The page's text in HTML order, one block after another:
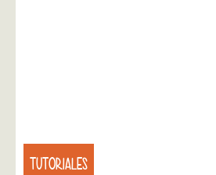
TUTORIALES